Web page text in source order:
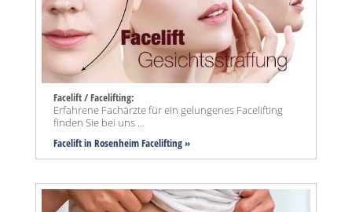
Facelift / Facelifting:
Erfahrene Fachärzte für ein gelungenes Facelifting
finden Sie bei uns ...
Facelift in Rosenheim Facelifting »